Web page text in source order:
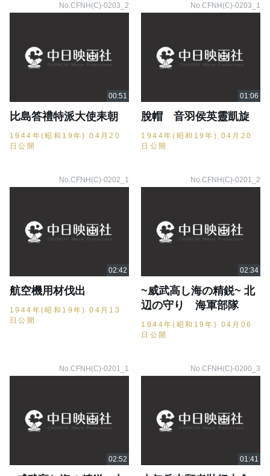
No.CFNH(C)-0203_2
比島答禮特派大使耒朝
1944年(昭和19年) 04月20
日公開
No.CFNH(C)-0203_1
脫帽 音羽侯英靈凱旋
1944年(昭和19年) 04月20
日公開
No.CFNH(C)-0202_1
航空機用材伐出
1944年(昭和19年) 04月13
日公開
No.CFNH(C)-0201_2
~威武高し海の精鋭~ 北
辺の守り 海軍部隊
1944年(昭和19年) 04月06
日公開
No.CFNH(C)-0201_1 No.CFNH(C)-0200_3